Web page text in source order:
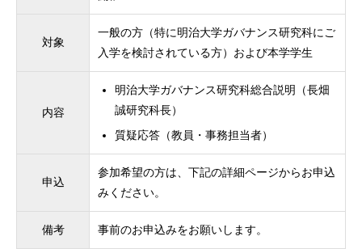
対象
一般の方（特に明治大学ガバナンス研究科にご
入学を検討されている方）および本学学生
内容
明治大学ガバナンス研究科総合説明（長畑
誠研究科長）
質疑応答（教員・事務担当者）
申込
参加希望の方は、下記の詳細ページからお申込
みください。
備考 事前のお申込みをお願いします。